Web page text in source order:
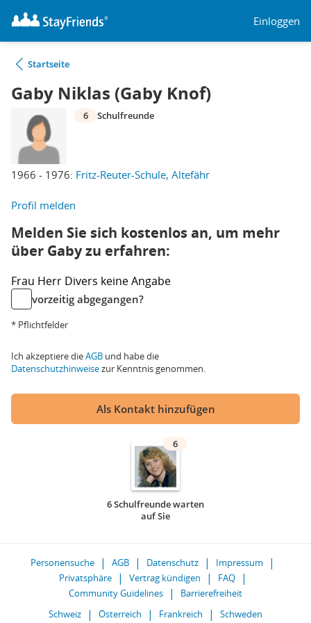
Einloggen
Startseite
Gaby Niklas (Gaby Knof)
1966 - 1976: Fritz-Reuter-Schule, Altefähr
6 Schulfreunde
Profil melden
Melden Sie sich kostenlos an, um mehr
über Gaby zu erfahren:
Frau Herr Divers keine Angabe
vorzeitig abgegangen?
* Pflichtfelder
Ich akzeptiere dieAGB und habe die
Datenschutzhinweisezur Kenntnis genommen.
Als Kontakt hinzufügen
6
6 Schulfreunde warten
auf Sie
Personensuche AGB Datenschutz
Impressum
Privatsphäre
Vertrag kündigen
FAQ
Community Guidelines
Barrierefreiheit
Schweiz
Österreich Frankreich Schweden